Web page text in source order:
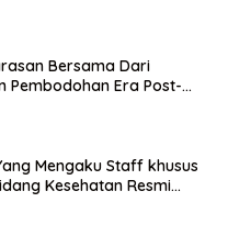
Bersama Dari
Pembodohan Era Post-
Mengaku Staff khusus
Kesehatan Resmi